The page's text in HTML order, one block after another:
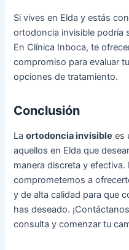
Si vives en Elda y estás
ortodoncia invisible podría
En Clínica Inboca, te
compromiso para evaluar
opciones de tratamiento.
Conclusión
Laortodoncia invisible es
aquellos en Elda que
manera discreta y
comprometemos a
y de alta calidad para que
has deseado.
consulta y comenzar tu